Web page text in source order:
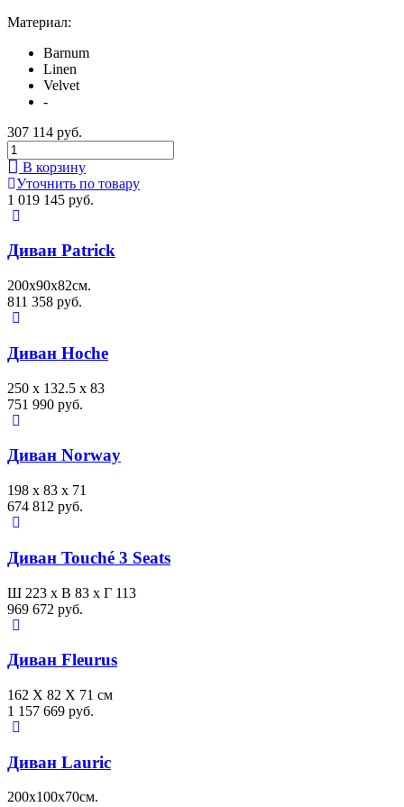
Материал:
Barnum
Linen
Velvet
-
307 114 руб.
В корзину
Уточнить по товару
1 019 145 руб.
Диван Patrick
200х90х82см.
811 358 руб.
Диван Hoche
250 x 132.5 x 83
751 990 руб.
Диван Norway
198 x 83 x 71
674 812 руб.
Диван Touché 3 Seats
Ш 223 x В 83 x Г 113
969 672 руб.
Диван Fleurus
162 X 82 X 71 см
1 157 669 руб.
Диван Lauric
200х100х70см.